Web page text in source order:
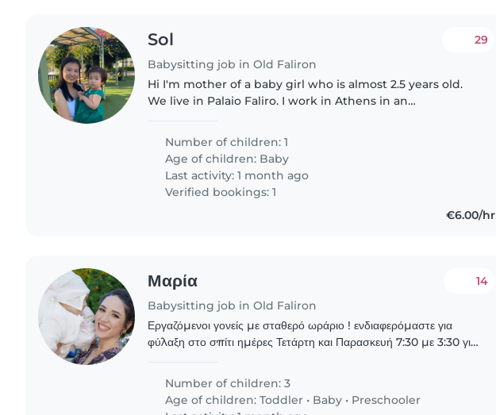
Sol
Babysitting job in Old Faliron
29
Hi I'm mother of a baby girl who is almost 2.5 years old.
We live in Palaio Faliro. I work in Athens in an
and Chinese. I'm looking..
Number of children: 1
Age of children: Baby
Last activity: 1 month ago
Verified bookings: 1
€6.00/hr
Μαρία
Babysitting job in Old Faliron
14
Εργαζόμενοι γονείς με σταθερό ωράριο ! ενδιαφερόμαστε για
φύλαξη στο σπίτι ημέρες Τετάρτη και Παρασκευή 7:30 με 3:30 για
Number of children: 3
Age of children:Toddler • Baby • Preschooler